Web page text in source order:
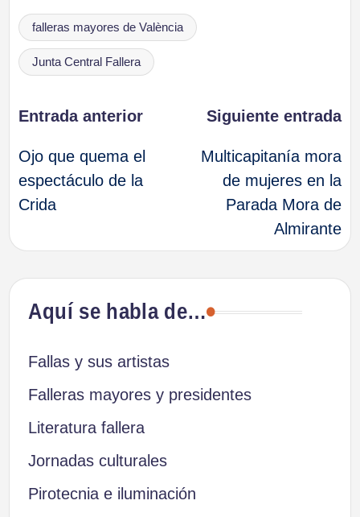
Etiquetas:
falleras mayores de València
Junta Central Fallera
Navegación
de
entradas
Entrada anterior
Ojo que quema el
espectáculo de la
Crida
Siguiente entrada
Multicapitanía mora
de mujeres en la
Parada Mora de
Almirante
Aquí se habla de…
Fallas y sus artistas
Falleras mayores y presidentes
Literatura fallera
Jornadas culturales
Pirotecnia e iluminación